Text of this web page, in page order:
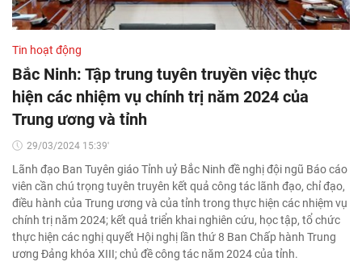
Tin hoạt động
Bắc Ninh: Tập trung tuyên truyền việc thực
hiện các nhiệm vụ chính trị năm 2024 của
Trung ương và tỉnh
29/03/2024 15:39'
Lãnh đạo Ban Tuyên giáo Tỉnh uỷ Bắc Ninh đề nghị đội ngũ Báo cáo
viên cần chú trọng tuyên truyên kết quả công tác lãnh đạo, chỉ đạo,
điều hành của Trung ương và của tỉnh trong thực hiện các nhiệm vụ
chính trị năm 2024; kết quả triển khai nghiên cứu, học tập, tổ chức
thực hiện các nghị quyết Hội nghị lần thứ 8 Ban Chấp hành Trung
ương Đảng khóa XIII; chủ đề công tác năm 2024 của tỉnh.